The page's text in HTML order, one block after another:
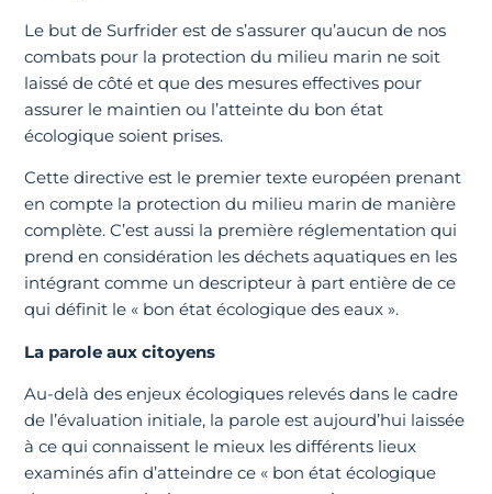
Le but de Surfrider est de s’assurer qu’aucun de nos
combats pour la protection du milieu marin ne soit
laissé de côté et que des mesures effectives pour
assurer le maintien ou l’atteinte du bon état
écologique soient prises.
Cette directive est le premier texte européen prenant
en compte la protection du milieu marin de manière
complète. C’est aussi la première réglementation qui
prend en considération les déchets aquatiques en les
intégrant comme un descripteur à part entière de ce
qui définit le « bon état écologique des eaux ».
La parole aux citoyens
Au-delà des enjeux écologiques relevés dans le cadre
de l’évaluation initiale, la parole est aujourd’hui laissée
à ce qui connaissent le mieux les différents lieux
examinés afin d’atteindre ce « bon état écologique